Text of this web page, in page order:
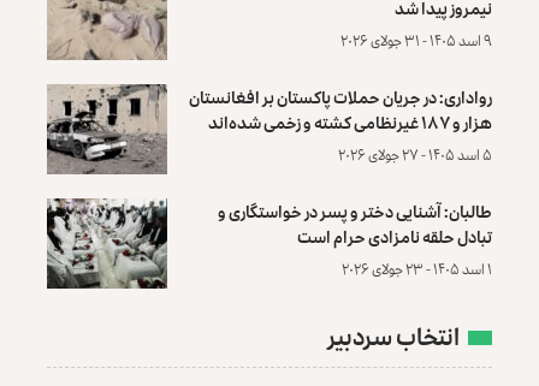
نیمروز پیدا شد
۹ اسد ۱۴۰۵ - ۳۱ جولای ۲۰۲۶
رواداری: در جریان حملات پاکستان بر افغانستان
هزار و ۱۸۷ غیرنظامی کشته و زخمی شده‌اند
۵ اسد ۱۴۰۵ - ۲۷ جولای ۲۰۲۶
طالبان: آشنایی دختر و پسر در خواستگاری و
تبادل حلقه نامزادی حرام است
۱ اسد ۱۴۰۵ - ۲۳ جولای ۲۰۲۶
انتخاب سردبیر